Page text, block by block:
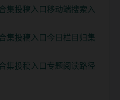
集投稿入口移动端搜索入
集投稿入口今日栏目归集
集投稿入口专题阅读路径